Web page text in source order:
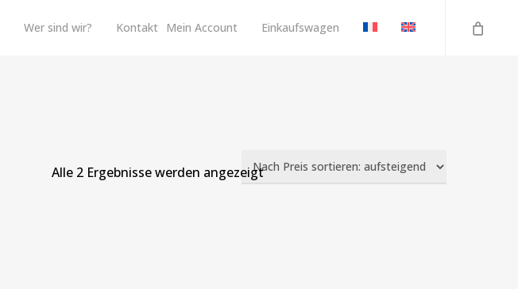
Wer sind wir? Kontakt Mein Account Einkaufswagen
Alle 2 Ergebnisse werden angezeigtNach